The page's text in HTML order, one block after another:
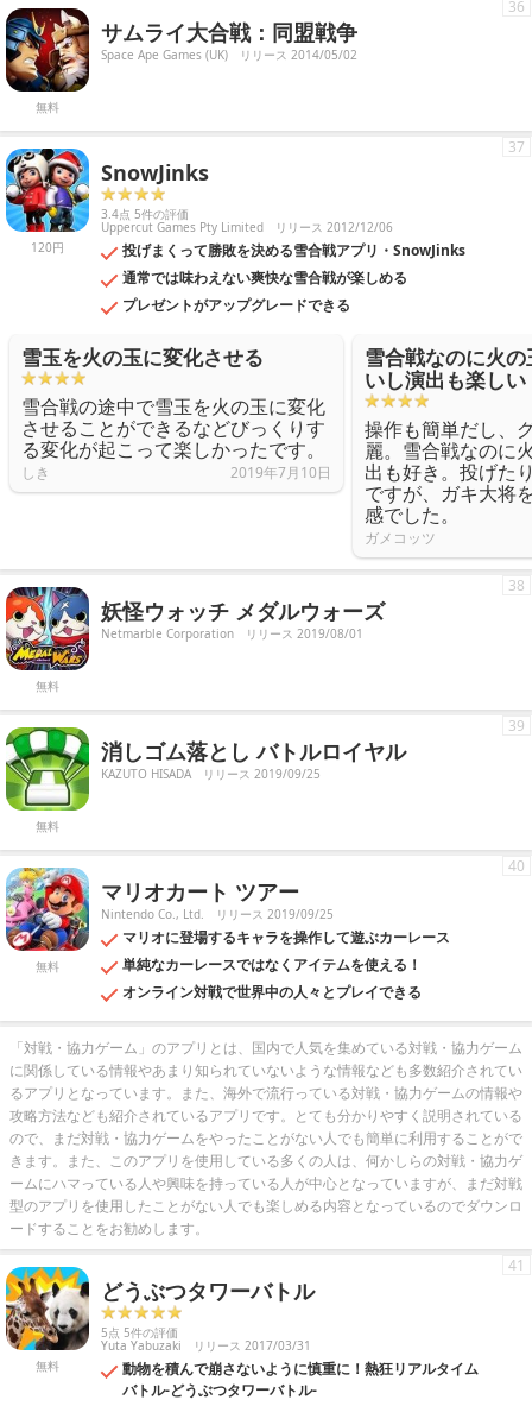
無料
サムライ大合戦：同盟戦争
Space Ape Games (UK) リリース 2014/05/02
36
120円
SnowJinks
3.4点 5件の評価
Uppercut Games Pty Limited リリース 2012/12/06
投げまくって勝敗を決める雪合戦アプリ・SnowJinks
通常では味わえない爽快な雪合戦が楽しめる
プレゼントがアップグレードできる
37
雪玉を火の玉に変化させる
雪合戦の途中で雪玉を火の玉に変化
させることができるなどびっくりす
る変化が起こって楽しかったです。
しき 2019年7月10日
雪合戦なのに火
いし演出も楽しい
操作も簡単だし、
麗。雪合戦なのに
出も好き。投げた
ですが、ガキ大将
感でした。
ガメコッツ
無料
妖怪ウォッチ メダルウォーズ
Netmarble Corporation リリース 2019/08/01
38
無料
消しゴム落とし バトルロイヤル
KAZUTO HISADA リリース 2019/09/25
39
無料
マリオカート ツアー
Nintendo Co., Ltd. リリース 2019/09/25
マリオに登場するキャラを操作して遊ぶカーレース
単純なカーレースではなくアイテムを使える！
オンライン対戦で世界中の人々とプレイできる
40
「対戦・協力ゲーム」のアプリとは、国内で人気を集めている対戦・協力ゲーム
に関係している情報やあまり知られていないような情報なども多数紹介されてい
るアプリとなっています。また、海外で流行っている対戦・協力ゲームの情報や
攻略方法なども紹介されているアプリです。とても分かりやすく説明されている
ので、まだ対戦・協力ゲームをやったことがない人でも簡単に利用することがで
きます。また、このアプリを使用している多くの人は、何かしらの対戦・協力ゲ
ームにハマっている人や興味を持っている人が中心となっていますが、まだ対戦
型のアプリを使用したことがない人でも楽しめる内容となっているのでダウンロ
ードすることをお勧めします。
無料
どうぶつタワーバトル
5点 5件の評価
Yuta Yabuzaki リリース 2017/03/31
動物を積んで崩さないように慎重に！熱狂リアルタイム
バトル-どうぶつタワーバトル-
41